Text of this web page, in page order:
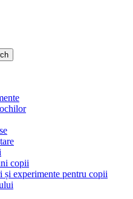
copii
și experimente pentru copii